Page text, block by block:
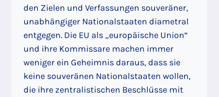
den Zielen und Verfassungen souveräner,
unabhängiger Nationalstaaten diametral
entgegen. Die EU als „europäische Union“
und ihre Kommissare machen immer
weniger ein Geheimnis daraus, dass sie
keine souveränen Nationalstaaten wollen,
die ihre zentralistischen Beschlüsse mit